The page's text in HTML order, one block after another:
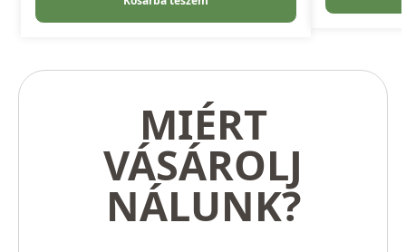
MIÉRT
VÁSÁROLJ
NÁLUNK?